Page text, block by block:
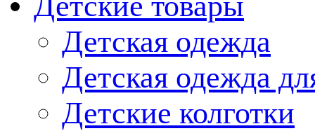
Детская одежда
Детская одежда
Детские колготки